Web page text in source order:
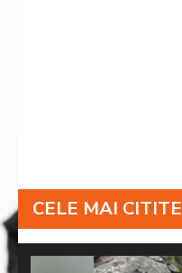
CELE MAI CITITE